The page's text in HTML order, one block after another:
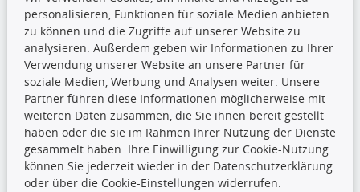
Top Produkte
Beleuchtung
Bremsbeläge
Bremsscheiben
Kupplungssatz
Querlenker
Radlager
Stoßdämpfer
personalisieren, Funktionen für soziale Medien anbieten
zu können und die Zugriffe auf unserer Website zu
analysieren. Außerdem geben wir Informationen zu Ihrer
Verwendung unserer Website an unsere Partner für
soziale Medien, Werbung und Analysen weiter. Unsere
Partner führen diese Informationen möglicherweise mit
weiteren Daten zusammen, die Sie ihnen bereit gestellt
haben oder die sie im Rahmen Ihrer Nutzung der Dienste
gesammelt haben. Ihre Einwilligung zur Cookie-Nutzung
können Sie jederzeit wieder in der Datenschutzerklärung
oder über die Cookie-Einstellungen widerrufen.